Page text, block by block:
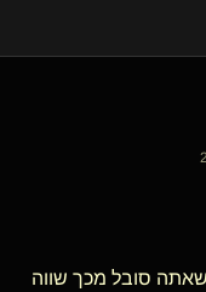
סובל מכך שווה